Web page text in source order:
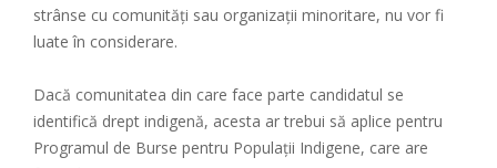
strânse cu comunități sau organizații minoritare, nu vor fi
luate în considerare.
Dacă comunitatea din care face parte candidatul se
identifică drept indigenă, acesta ar trebui să aplice pentru
Programul de Burse pentru Populații Indigene, care are